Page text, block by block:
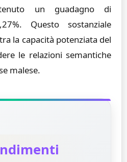
un guadagno di
Questo sostanziale
la capacità potenziata del
le relazioni semantiche
malese.